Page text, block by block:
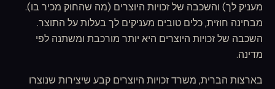
מעניק לך) והשכבה של זכויות היוצרים (מה שהחוק מכיר בו).
מבחינה חוזית, כלים טובים מעניקים לך בעלות על התוצר.
השכבה של זכויות היוצרים היא יותר מורכבת ומשתנה לפי
מדינה.
בארצות הברית, משרד זכויות היוצרים קבע שיצירות שנוצרו